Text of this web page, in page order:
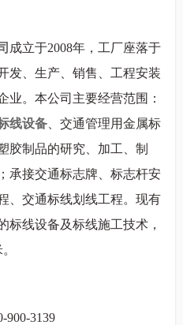
成立于2008年，工厂座落于
发、生产、销售、工程安装
业。本公司主要经营范围：
线设备 、交通管理用金属标
胶制品的研究、加工、制
承接交通标志牌、标志杆安
、交通标线划线工程。现有
标线设备及标线施工技术，
900-3139